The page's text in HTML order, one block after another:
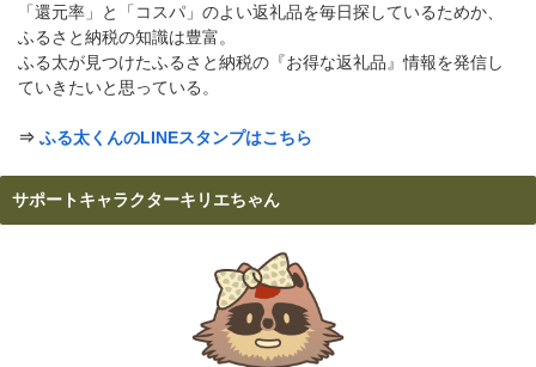
「還元率」と「コスパ」のよい返礼品を毎日探しているためか、
ふるさと納税の知識は豊富。
ふる太が見つけたふるさと納税の『お得な返礼品』情報を発信し
ていきたいと思っている。
⇒ ふる太くんのLINEスタンプはこちら
サポートキャラクターキリエちゃん